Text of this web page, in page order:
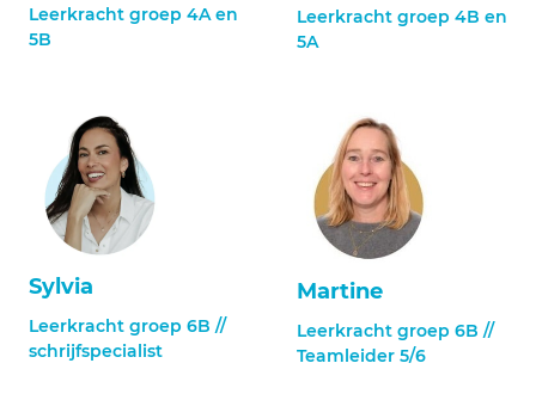
Leerkracht groep 4A en
5B
Leerkracht groep 4B en
5A
Sylvia
Leerkracht groep 6B //
schrijfspecialist
Martine
Leerkracht groep 6B //
Teamleider 5/6